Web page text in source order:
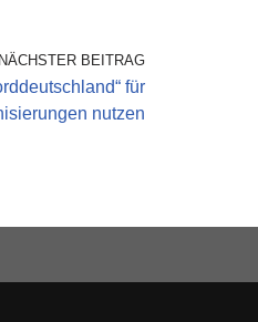
NÄCHSTER BEITRAG
für
nutzen